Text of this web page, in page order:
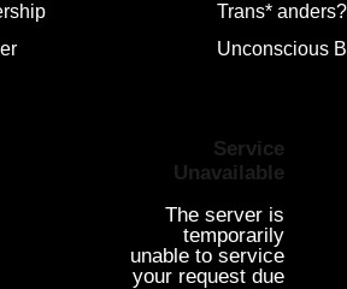
Trans* anders?
Unconscious
Service
Unavailable
The server is
temporarily
unable to service
your request due